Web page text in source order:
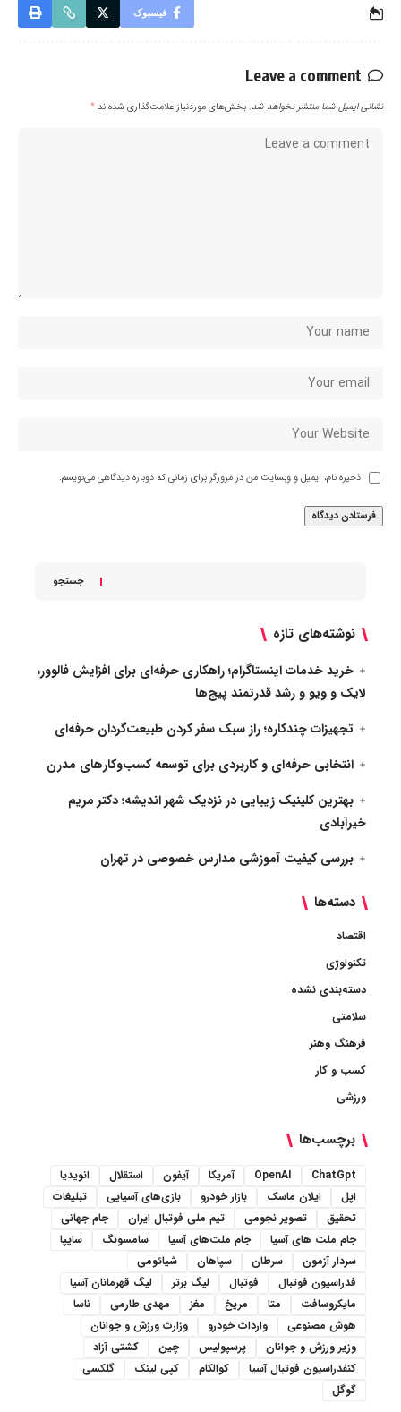
فیسبوک
Leave a comment
نشانی ایمیل شما منتشر نخواهد شد. بخش‌های موردنیاز علامت‌گذاری شده‌اند*
ذخیره نام، ایمیل و وبسایت من در مرورگر برای زمانی که دوباره دیدگاهی می‌نویسم.
جستجو
نوشته‌های تازه
خرید خدمات اینستاگرام؛ راهکاری حرفه‌ای برای افزایش فالوور،
لایک و ویو و رشد قدرتمند پیج‌ها
تجهیزات چندکاره؛ راز سبک سفر کردن طبیعت‌گردان حرفه‌ای
انتخابی حرفه‌ای و کاربردی برای توسعه کسب‌وکارهای مدرن
بهترین کلینیک زیبایی در نزدیک شهر اندیشه؛ دکتر مریم
خیرآبادی
بررسی کیفیت آموزشی مدارس خصوصی در تهران
دسته‌ها
اقتصاد
تکنولوژی
دسته‌بندی نشده
سلامتی
فرهنگ وهنر
کسب و کار
ورزشی
برچسب‌ها
ChatGpt
OpenAI آمریکا آیفون استقلال
انویدیا
اپل
ایلان ماسک بازار خودرو بازی‌های آسیایی
تبلیغات
تحقیق
تصویر نجومی تیم ملی فوتبال ایران
جام جهانی
جام ملت های آسیا
جام ملت‌های آسیا سامسونگ
سایپا
سردار آزمون
سرطان سپاهان
شیائومی
فدراسیون فوتبال
فوتبال لیگ برتر
لیگ قهرمانان آسیا
مایکروسافت
متا مریخ مغز مهدی طارمی
ناسا
هوش مصنوعی
واردات خودرو
وزارت ورزش و جوانان
وزیر ورزش و جوانان
پرسپولیس چین
کشتی آزاد
کنفدراسیون فوتبال آسیا
کوالکام کپی لینک
گلکسی
گوگل